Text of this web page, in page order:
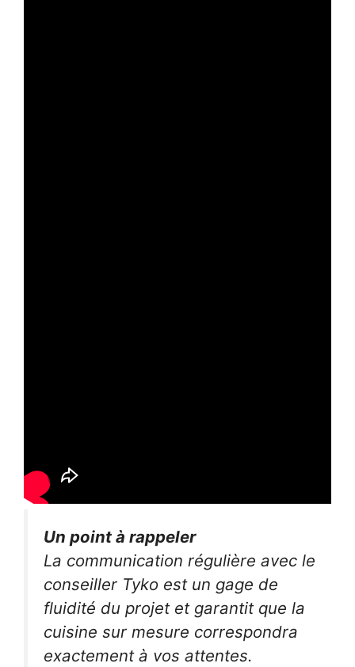
Un point à rappeler
La communication régulière avec le
conseiller Tyko est un gage de
fluidité du projet et garantit que la
cuisine sur mesure correspondra
exactement à vos attentes.